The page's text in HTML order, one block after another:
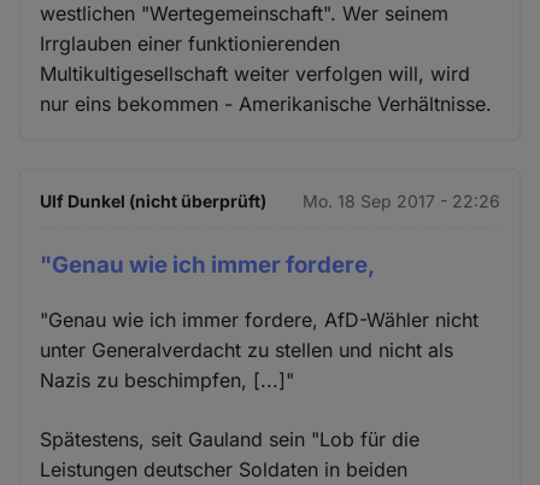
westlichen "Wertegemeinschaft". Wer seinem
Irrglauben einer funktionierenden
Multikultigesellschaft weiter verfolgen will, wird
nur eins bekommen - Amerikanische Verhältnisse.
Ulf Dunkel (nicht überprüft) Mo. 18 Sep 2017 - 22:26
"Genau wie ich immer fordere,
"Genau wie ich immer fordere, AfD-Wähler nicht
unter Generalverdacht zu stellen und nicht als
Nazis zu beschimpfen, [...]"
Spätestens, seit Gauland sein "Lob für die
Leistungen deutscher Soldaten in beiden